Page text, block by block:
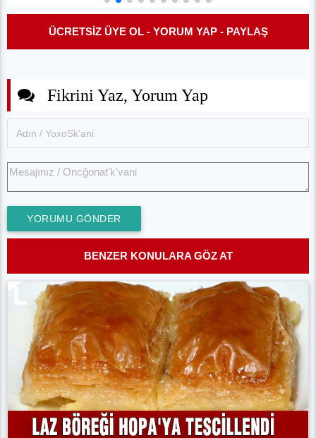
ÜCRETSİZ ÜYE OL - YORUM YAP - PAYLAŞ
Fikrini Yaz, Yorum Yap
YORUMU GÖNDER
BENZER KONULARA GÖZ AT